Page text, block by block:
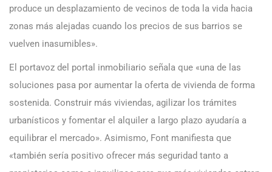
produce un desplazamiento de vecinos de toda la vida hacia
zonas más alejadas cuando los precios de sus barrios se
vuelven inasumibles».
El portavoz del portal inmobiliario señala que «una de las
soluciones pasa por aumentar la oferta de vivienda de forma
sostenida. Construir más viviendas, agilizar los trámites
urbanísticos y fomentar el alquiler a largo plazo ayudaría a
equilibrar el mercado». Asimismo, Font manifiesta que
«también sería positivo ofrecer más seguridad tanto a